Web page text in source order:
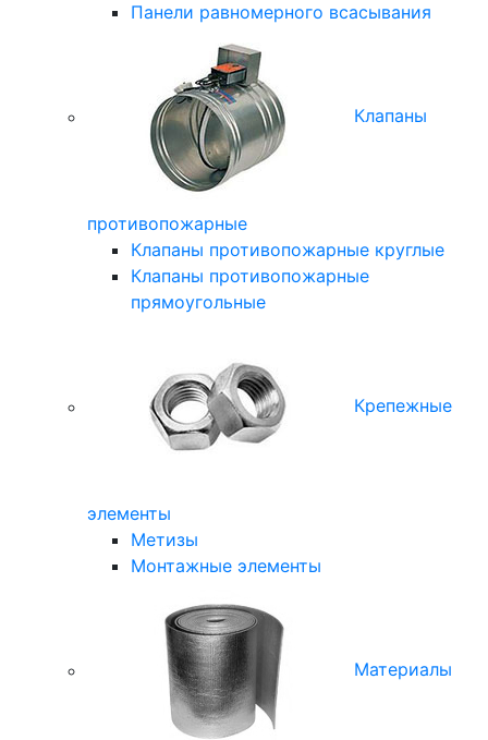
Панели равномерного всасывания
Клапаны
противопожарные
Клапаны противопожарные круглые
Клапаны противопожарные
прямоугольные
Крепежные
элементы
Метизы
Монтажные элементы
Материалы